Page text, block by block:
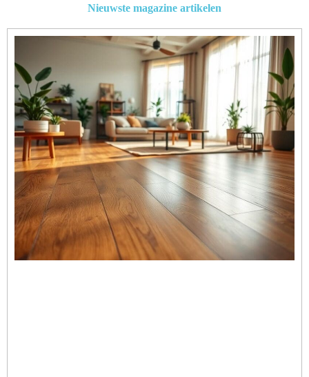
Nieuwste magazine artikelen